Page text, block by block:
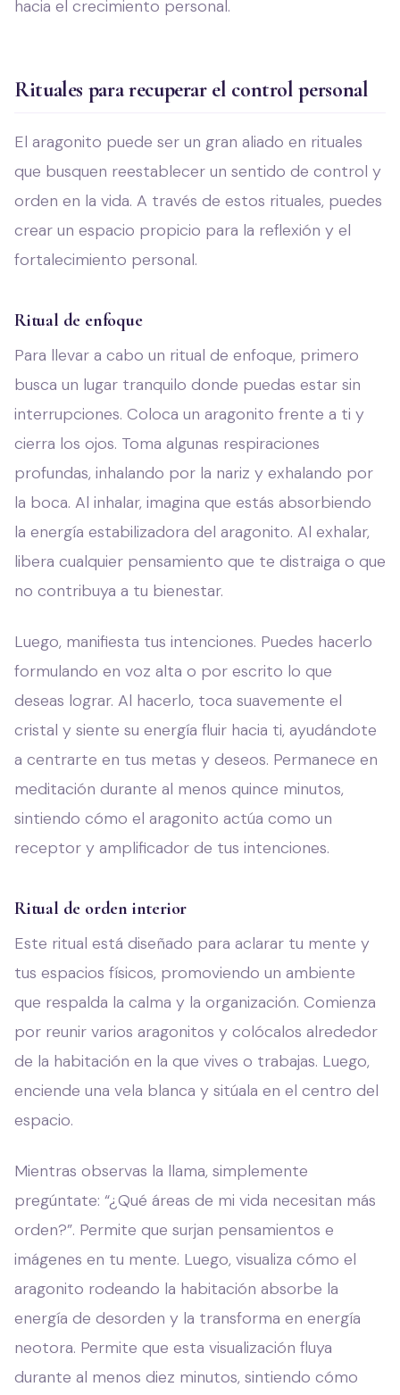
hacia el crecimiento personal.
Rituales para recuperar el control personal
El aragonito puede ser un gran aliado en rituales
que busquen reestablecer un sentido de control y
orden en la vida. A través de estos rituales, puedes
crear un espacio propicio para la reflexión y el
fortalecimiento personal.
Ritual de enfoque
Para llevar a cabo un ritual de enfoque, primero
busca un lugar tranquilo donde puedas estar sin
interrupciones. Coloca un aragonito frente a ti y
cierra los ojos. Toma algunas respiraciones
profundas, inhalando por la nariz y exhalando por
la boca. Al inhalar, imagina que estás absorbiendo
la energía estabilizadora del aragonito. Al exhalar,
libera cualquier pensamiento que te distraiga o que
no contribuya a tu bienestar.
Luego, manifiesta tus intenciones. Puedes hacerlo
formulando en voz alta o por escrito lo que
deseas lograr. Al hacerlo, toca suavemente el
cristal y siente su energía fluir hacia ti, ayudándote
a centrarte en tus metas y deseos. Permanece en
meditación durante al menos quince minutos,
sintiendo cómo el aragonito actúa como un
receptor y amplificador de tus intenciones.
Ritual de orden interior
Este ritual está diseñado para aclarar tu mente y
tus espacios físicos, promoviendo un ambiente
que respalda la calma y la organización. Comienza
por reunir varios aragonitos y colócalos alrededor
de la habitación en la que vives o trabajas. Luego,
enciende una vela blanca y sitúala en el centro del
espacio.
Mientras observas la llama, simplemente
pregúntate: “¿Qué áreas de mi vida necesitan más
orden?”. Permite que surjan pensamientos e
imágenes en tu mente. Luego, visualiza cómo el
aragonito rodeando la habitación absorbe la
energía de desorden y la transforma en energía
neotora. Permite que esta visualización fluya
durante al menos diez minutos, sintiendo cómo